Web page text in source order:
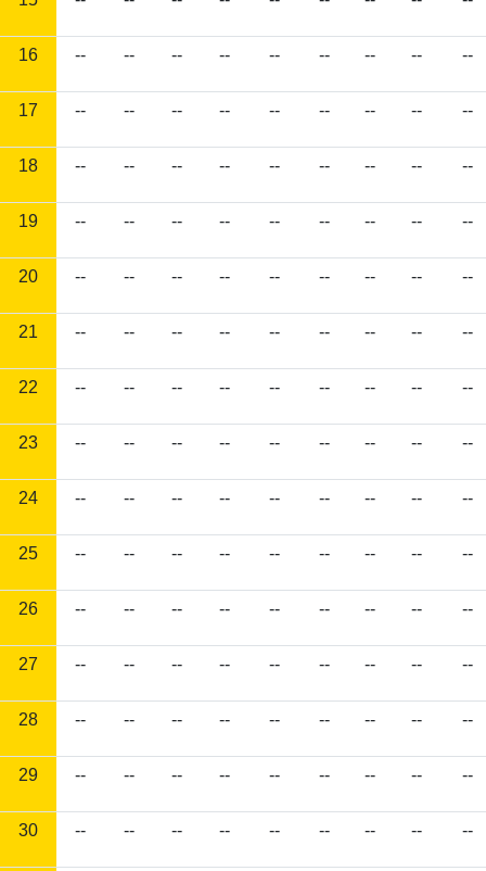
16 -- -- -- -- -- -- -- -- --
17 -- -- -- -- -- -- -- -- --
18 -- -- -- -- -- -- -- -- --
19 -- -- -- -- -- -- -- -- --
20 -- -- -- -- -- -- -- -- --
21 -- -- -- -- -- -- -- -- --
22 -- -- -- -- -- -- -- -- --
23 -- -- -- -- -- -- -- -- --
24 -- -- -- -- -- -- -- -- --
25 -- -- -- -- -- -- -- -- --
26 -- -- -- -- -- -- -- -- --
27 -- -- -- -- -- -- -- -- --
28 -- -- -- -- -- -- -- -- --
29 -- -- -- -- -- -- -- -- --
30 -- -- -- -- -- -- -- -- --